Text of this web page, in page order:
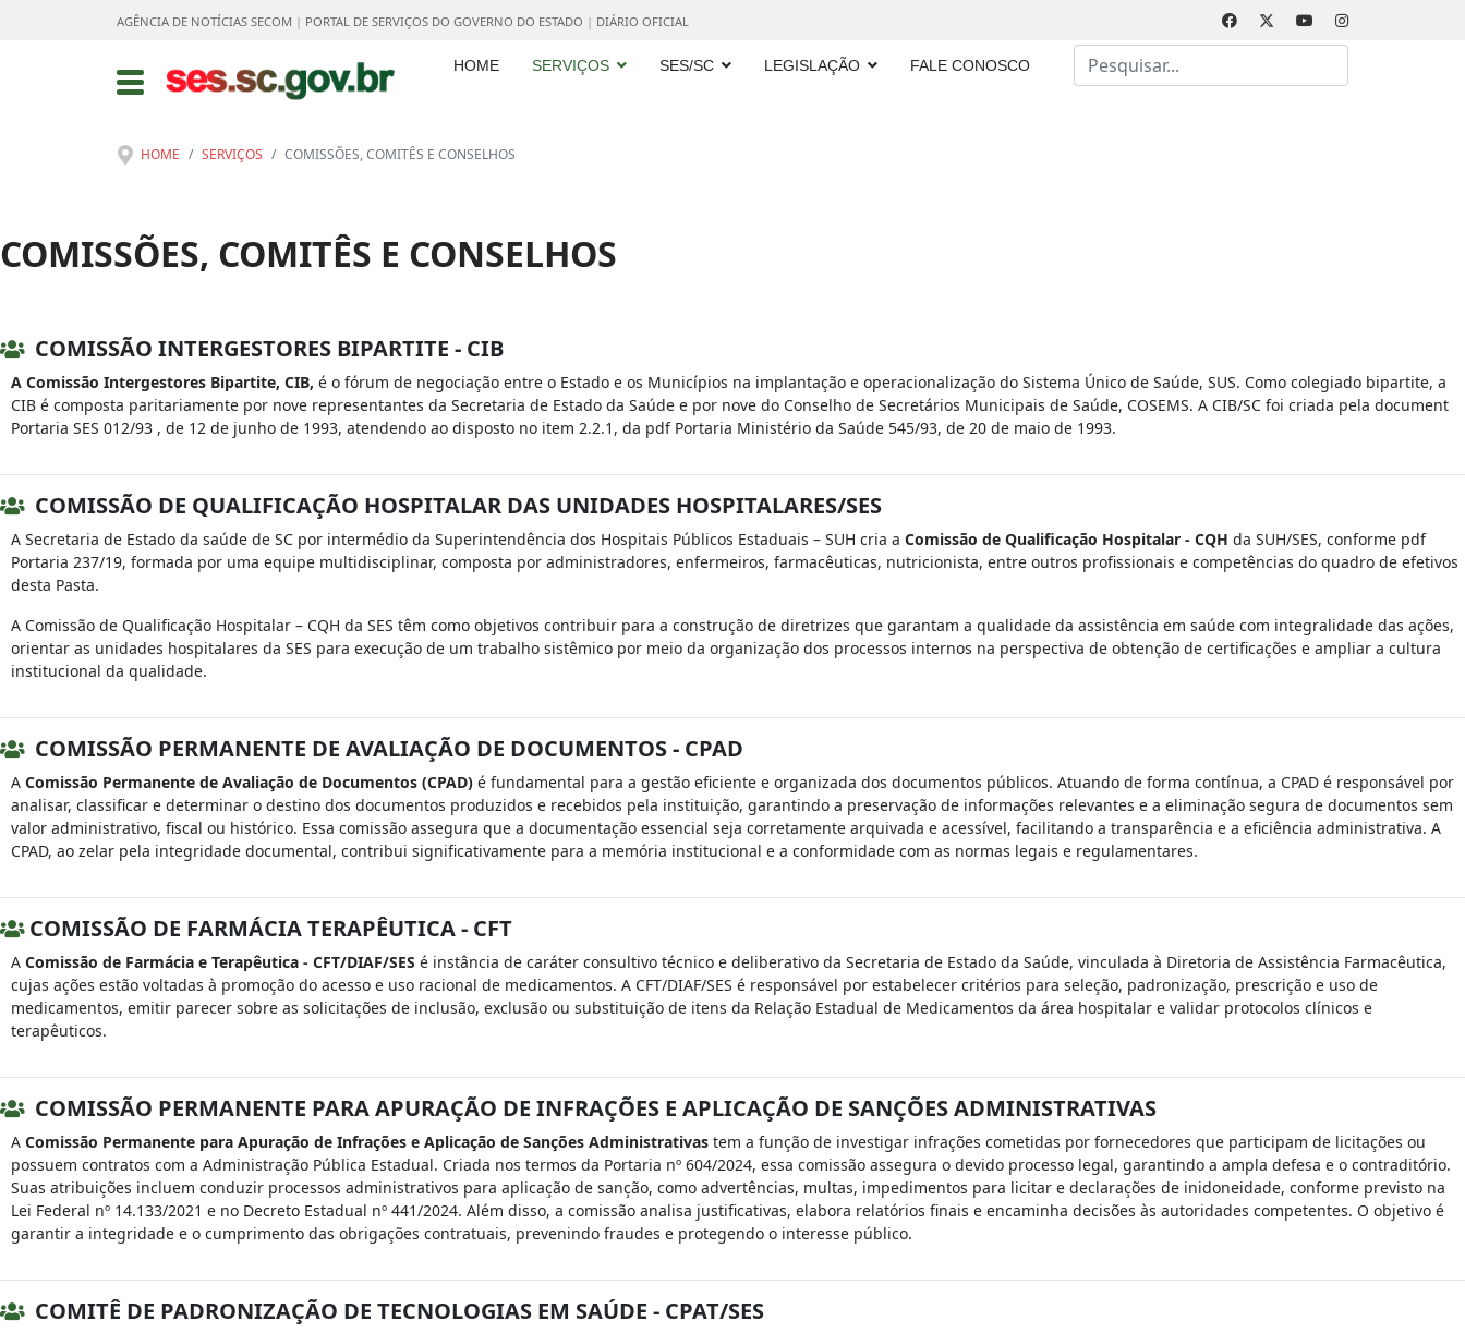
AGÊNCIA DE NOTÍCIAS SECOM | PORTAL DE SERVIÇOS DO GOVERNO DO ESTADO | DIÁRIO OFICIAL
HOME SERVIÇOS SES/SC LEGISLAÇÃO FALE CONOSCO
Busca
HOME SERVIÇOS COMISSÕES, COMITÊS E CONSELHOS
COMISSÕES, COMITÊS E CONSELHOS
COMISSÃO INTERGESTORES BIPARTITE - CIB
A Comissão Intergestores Bipartite, CIB, é o fórum de negociação entre o Estado e os Municípios na implantação e operacionalização do Sistema Único de Saúde, SUS. Como colegiado bipartite, a
CIB é composta paritariamente por nove representantes da Secretaria de Estado da Saúde e por nove do Conselho de Secretários Municipais de Saúde, COSEMS. A CIB/SC foi criada pela document
Portaria SES 012/93 , de 12 de junho de 1993, atendendo ao disposto no item 2.2.1, da pdf Portaria Ministério da Saúde 545/93, de 20 de maio de 1993.
COMISSÃO DE QUALIFICAÇÃO HOSPITALAR DAS UNIDADES HOSPITALARES/SES
A Secretaria de Estado da saúde de SC por intermédio da Superintendência dos Hospitais Públicos Estaduais – SUH cria a Comissão de Qualificação Hospitalar - CQH da SUH/SES, conforme pdf
Portaria 237/19, formada por uma equipe multidisciplinar, composta por administradores, enfermeiros, farmacêuticas, nutricionista, entre outros profissionais e competências do quadro de efetivos
desta Pasta.
A Comissão de Qualificação Hospitalar – CQH da SES têm como objetivos contribuir para a construção de diretrizes que garantam a qualidade da assistência em saúde com integralidade das ações,
orientar as unidades hospitalares da SES para execução de um trabalho sistêmico por meio da organização dos processos internos na perspectiva de obtenção de certificações e ampliar a cultura
institucional da qualidade.
COMISSÃO PERMANENTE DE AVALIAÇÃO DE DOCUMENTOS - CPAD
A Comissão Permanente de Avaliação de Documentos (CPAD) é fundamental para a gestão eficiente e organizada dos documentos públicos. Atuando de forma contínua, a CPAD é responsável por
analisar, classificar e determinar o destino dos documentos produzidos e recebidos pela instituição, garantindo a preservação de informações relevantes e a eliminação segura de documentos sem
valor administrativo, fiscal ou histórico. Essa comissão assegura que a documentação essencial seja corretamente arquivada e acessível, facilitando a transparência e a eficiência administrativa. A
CPAD, ao zelar pela integridade documental, contribui significativamente para a memória institucional e a conformidade com as normas legais e regulamentares.
COMISSÃO DE FARMÁCIA TERAPÊUTICA - CFT
A Comissão de Farmácia e Terapêutica - CFT/DIAF/SES é instância de caráter consultivo técnico e deliberativo da Secretaria de Estado da Saúde, vinculada à Diretoria de Assistência Farmacêutica,
cujas ações estão voltadas à promoção do acesso e uso racional de medicamentos. A CFT/DIAF/SES é responsável por estabelecer critérios para seleção, padronização, prescrição e uso de
medicamentos, emitir parecer sobre as solicitações de inclusão, exclusão ou substituição de itens da Relação Estadual de Medicamentos da área hospitalar e validar protocolos clínicos e
terapêuticos.
COMISSÃO PERMANENTE PARA APURAÇÃO DE INFRAÇÕES E APLICAÇÃO DE SANÇÕES ADMINISTRATIVAS
A Comissão Permanente para Apuração de Infrações e Aplicação de Sanções Administrativas tem a função de investigar infrações cometidas por fornecedores que participam de licitações ou
possuem contratos com a Administração Pública Estadual. Criada nos termos da Portaria nº 604/2024, essa comissão assegura o devido processo legal, garantindo a ampla defesa e o contraditório.
Suas atribuições incluem conduzir processos administrativos para aplicação de sanção, como advertências, multas, impedimentos para licitar e declarações de inidoneidade, conforme previsto na
Lei Federal nº 14.133/2021 e no Decreto Estadual nº 441/2024. Além disso, a comissão analisa justificativas, elabora relatórios finais e encaminha decisões às autoridades competentes. O objetivo é
garantir a integridade e o cumprimento das obrigações contratuais, prevenindo fraudes e protegendo o interesse público.
COMITÊ DE PADRONIZAÇÃO DE TECNOLOGIAS EM SAÚDE - CPAT/SES